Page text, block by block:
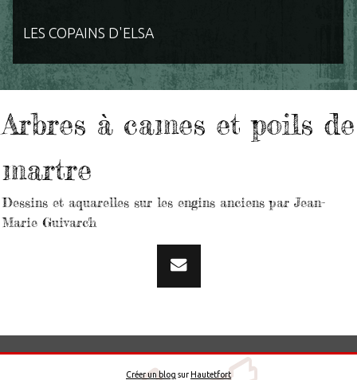
LES COPAINS D'ELSA
Arbres à cames et poils de
martre
Dessins et aquarelles sur les engins anciens par Jean-
Marie Guivarc'h
Créer un blog surHautetfort